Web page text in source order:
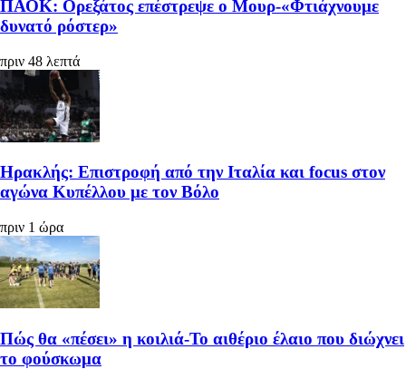
ΠΑΟΚ: Ορεξάτος επέστρεψε ο Μουρ-«Φτιάχνουμε
δυνατό ρόστερ»
πριν 48 λεπτά
Ηρακλής: Επιστροφή από την Ιταλία και focus στον
αγώνα Κυπέλλου με τον Βόλο
πριν 1 ώρα
Πώς θα «πέσει» η κοιλιά-Το αιθέριο έλαιο που διώχνει
το φούσκωμα